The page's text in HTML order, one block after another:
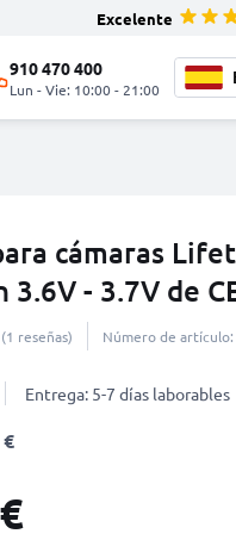
Excelente
910 470 400
Lun - Vie: 10:00 - 21:00
cámaras
3.6V - 3.7V de
(1 reseñas) Número de
Entrega: 5-7 días laborables